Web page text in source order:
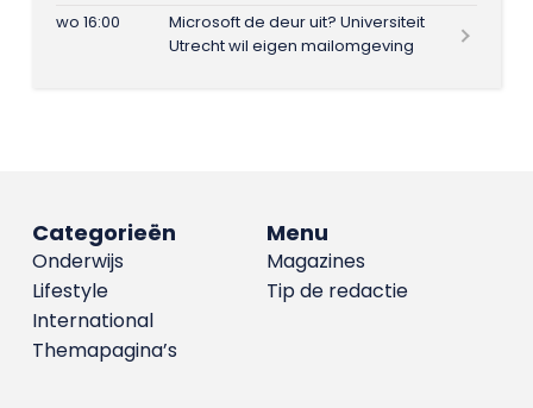
wo 16:00
Microsoft de deur uit? Universiteit
Utrecht wil eigen mailomgeving
Menu
Magazines
Tip de redactie
Categorieën
Onderwijs
Lifestyle
International
Themapagina’s